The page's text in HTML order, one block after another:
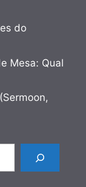
do
Mesa: Qual